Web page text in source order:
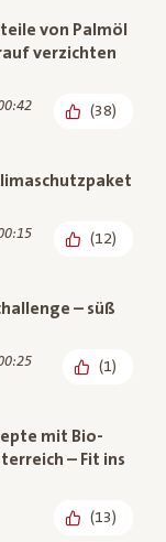
von Palmöl
verzichten
(38)
(12)
– süß
(1)
mit Bio-
– Fit ins
(13)